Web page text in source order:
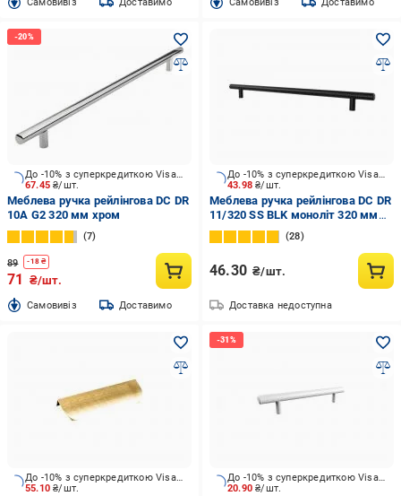
67.45₴/шт.
До -10% з суперкредиткою Visa Вигода
Меблева ручка рейлінгова DC DR
10А G2 320 мм хром
7
89 -18 ₴
71 ₴/шт.
Cамовивіз Доставимо
43.98₴/шт.
До -10% з суперкредиткою Visa Вигода
Меблева ручка рейлінгова DC DR
11/320 SS BLK монолiт 320 мм
чорний
28
46.30 ₴/шт.
Доставка недоступна
55.10₴/шт.
До -10% з суперкредиткою Visa Вигода
20.90₴/шт.
До -10% з суперкредиткою Visa Вигода